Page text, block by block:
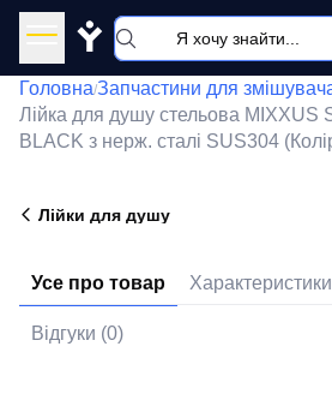
Y
Головна/Запчастини для
Лійка для душу стельова MIXXUS
BLACK з нерж. сталі SUS304
Лійки для душу
Усе про товар Характеристики
Відгуки (0)